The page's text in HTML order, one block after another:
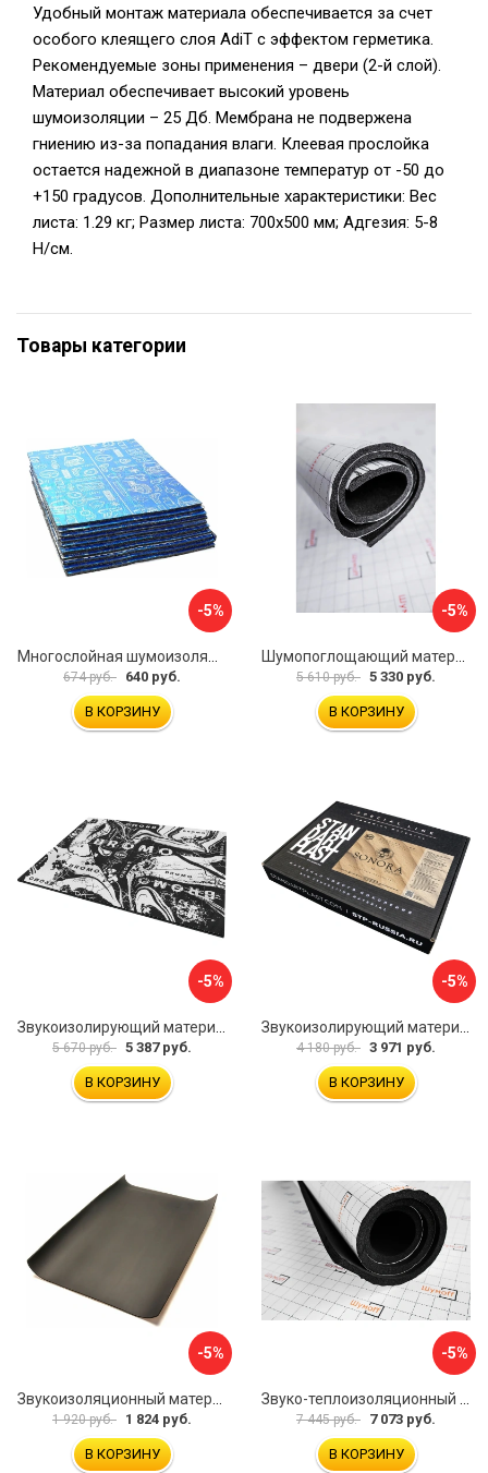
Удобный монтаж материала обеспечивается за счет
особого клеящего слоя AdiT с эффектом герметика.
Рекомендуемые зоны применения – двери (2-й слой).
Материал обеспечивает высокий уровень
шумоизоляции – 25 Дб. Мембрана не подвержена
гниению из-за попадания влаги. Клеевая прослойка
остается надежной в диапазоне температур от -50 до
+150 градусов. Дополнительные характеристики: Вес
листа: 1.29 кг; Размер листа: 700х500 мм; Адгезия: 5-8
Н/см.
Товары категории
-5%
674 руб. 640 руб.
В КОРЗИНУ
-5%
5 610 руб. 5 330 руб.
В КОРЗИНУ
-5%
Звукоизолирующий материал STP Bromo 54253
5 670 руб. 5 387 руб.
В КОРЗИНУ
-5%
Звукоизолирующий материал STP Sonora 54254
4 180 руб. 3 971 руб.
В КОРЗИНУ
-5%
1 920 руб. 1 824 руб.
В КОРЗИНУ
-5%
7 445 руб. 7 073 руб.
В КОРЗИНУ